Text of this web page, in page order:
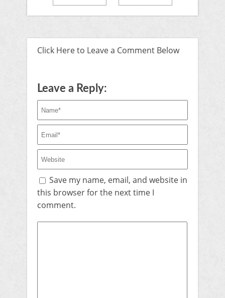
Click Here to Leave a Comment Below
Leave a Reply:
Save my name, email, and website in
this browser for the next time I
comment.